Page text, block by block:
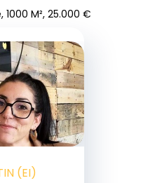
M², 25.000 €
(EI)